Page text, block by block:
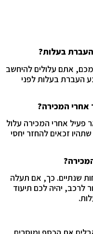
בעלות?
אתם עלולים להיחשב
העברת בעלות לפני
אחרי המכירה?
פעיל אחרי המכירה עלול
שתהיו זכאים להחזר יחסי
שנתיים. כך, אם תעלה
לרכב, יהיה לכם תיעוד